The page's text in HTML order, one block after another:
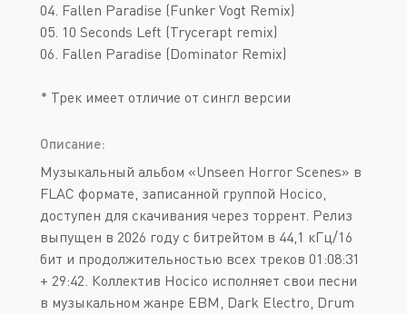
04. Fallen Paradise (Funker Vogt Remix)
05. 10 Seconds Left (Trycerapt remix)
06. Fallen Paradise (Dominator Remix)
* Трек имеет отличие от сингл версии
Описание:
Музыкальный альбом «Unseen Horror Scenes» в
FLAC формате, записанной группой Hocico,
доступен для скачивания через торрент. Релиз
выпущен в 2026 году с битрейтом в 44,1 кГц/16
бит и продолжительностью всех треков 01:08:31
+ 29:42. Коллектив Hocico исполняет свои песни
в музыкальном жанре EBM, Dark Electro, Drum